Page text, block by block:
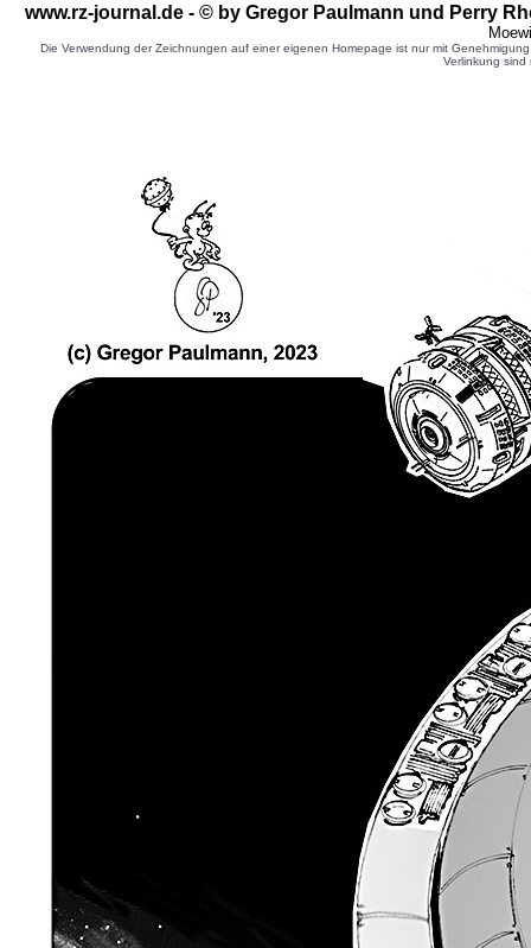
www.rz-journal.de - © by Gregor Paulmann und Perry
Die Verwendung der Zeichnungen auf einer eigenen Homepage ist nur mit
Verlinkung sind